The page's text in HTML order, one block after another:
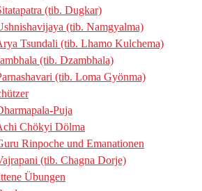
(tib. Dugkar)
(tib. Namgyalma)
Tsundali (tib. Lhamo Kulchema)
(tib. Dzambhala)
(tib. Loma Gyönma)
Puja
Chökyi Dölma
Rinpoche und Emanationen
(tib. Chagna Dorje)
Übungen